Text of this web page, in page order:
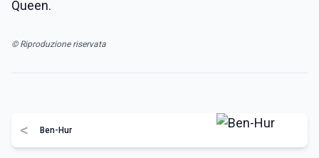
Queen.
© Riproduzione riservata
< Ben-Hur